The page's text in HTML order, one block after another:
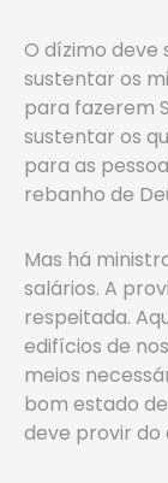
O dízimo deve
sustentar os
para fazerem
sustentar os
para as
rebanho de
Mas há
salários. A
respeitada.
edifícios de
meios
bom estado
deve provir do